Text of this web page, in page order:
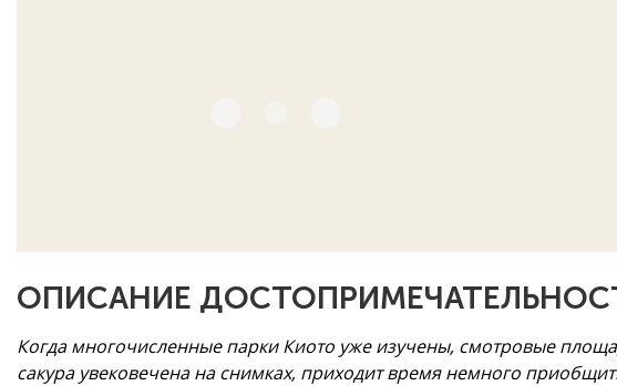
ОПИСАНИЕ
Когда многочисленные парки Киото уже изучены, смотровые
сакура увековечена на снимках, приходит время немного